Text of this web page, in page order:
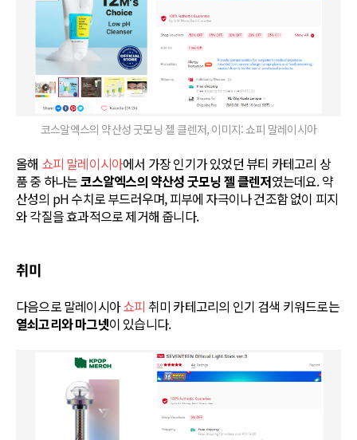
코스알엑스의 약산성 굿모닝 젤 클렌저, 이미지: 쇼피 말레이시아
올해 쇼피 말레이시아에서 가장 인기가 있었던 뷰티 카테고리 상
품 중 하나는코스알엑스의 약산성 굿모닝 젤 클렌저였는데요. 약
산성의 pH 수치로 부드러우며, 피부에 자극이나 건조함 없이 피지
와 각질을 효과적으로 제거해 줍니다.
취미
다음으로 말레이시아쇼피 취미 카테고리의 인기 검색 키워드로는
열쇠고리와 마그넷이 있습니다.